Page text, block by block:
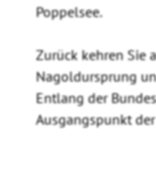
Poppelsee.
Zurück kehren Sie
Nagoldursprung
Entlang der
Ausgangspunkt